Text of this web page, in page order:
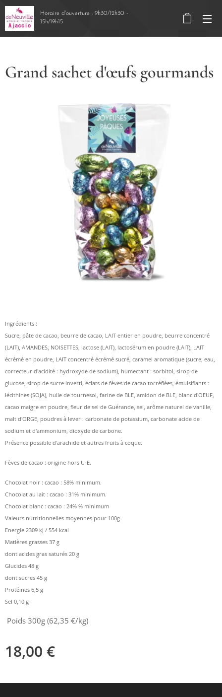
Horaire d'ouverture : 9h30/12h30 -
15h/19h15
Grand sachet d'œufs gourmands
Ingrédients :
Sucre, pâte de cacao, beurre de cacao, LAIT entier en poudre, beurre concentré
(LAIT), AMANDES, NOISETTES, lactose (LAIT), lactosérum en poudre (LAIT), LAIT
écrémé en poudre, LAIT concentré écrémé sucré, caramel aromatique (sucre, eau,
correcteur d'acidité : hydroxyde de sodium), humectant : sorbitol, sirop de
glucose, sirop de sucre inverti, éclats de fèves de cacao torréfiées, émulsifiants :
lécithines (SOJA), huile de tournesol, farine de BLE, amidon de BLE, blanc d'OEUF,
cacao maigre en poudre, fleur de sel de Guérande, sel, arôme naturel de vanille,
malt d'ORGE, poudres à lever : carbonate de potassium, carbonate acide de
sodium et d'ammonium, dioxyde de carbone.
Présence possible d'arachide et autres fruits à coque.
Fèves de cacao : origine hors U-E.
Chocolat noir : cacao : 58% minimum.
Chocolat au lait : cacao : 31% minimum.
Chocolat blanc : cacao : 24% % minimum
Valeurs nutritionnelles moyennes pour 100g
Energie 2309 kJ / 554 kcal
Matières grasses 37 g
dont acides gras saturés 20 g
Glucides 48 g
dont sucres 45 g
Protéines 6,5 g
Sel 0,10 g
Poids 300g (62,35 €/kg)
18,00 €